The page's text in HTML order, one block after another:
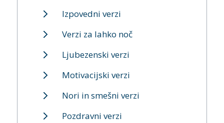
Izpovedni verzi
Verzi za lahko noč
Ljubezenski verzi
Motivacijski verzi
Nori in smešni verzi
Pozdravni verzi